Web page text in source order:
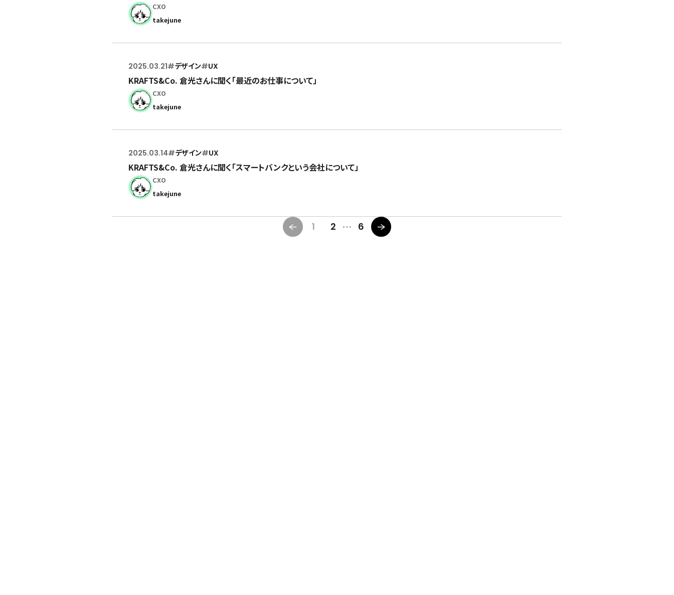
CXO
takejune
2025.03.21#デザイン#UX
KRAFTS&Co. 倉光さんに聞く「最近のお仕事について」
CXO
takejune
2025.03.14#デザイン#UX
KRAFTS&Co. 倉光さんに聞く「スマートバンクという会社について」
CXO
takejune
1 2 6